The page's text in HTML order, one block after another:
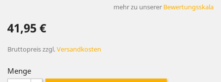
mehr zu unserer Bewertungsskala
41,95 €
Bruttopreiszzgl.Versandkosten
Menge